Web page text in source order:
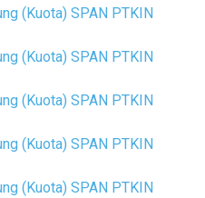
(Kuota) SPAN PTKIN
(Kuota) SPAN PTKIN
(Kuota) SPAN PTKIN
(Kuota) SPAN PTKIN
(Kuota) SPAN PTKIN